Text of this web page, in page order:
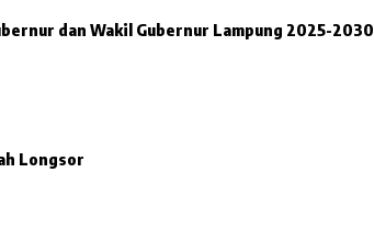
dan Wakil Gubernur Lampung 2025-2030
Longsor